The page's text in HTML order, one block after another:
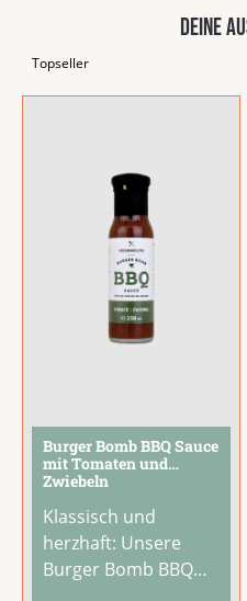
Deine
Burger Bomb BBQ Sauce
mit Tomaten und
Zwiebeln
Klassisch und
herzhaft: Unsere
Burger Bomb BBQ